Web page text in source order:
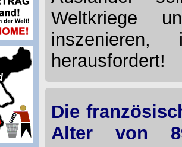
Weltkriege
herausfordert!
Die
Alter von